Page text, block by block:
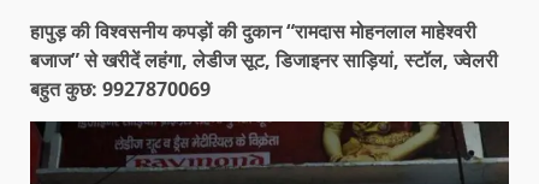
हापुड़ की विश्वसनीय कपड़ों की दुकान “रामदास मोहनलाल माहेश्वरी
बजाज” से खरीदें लहंगा, लेडीज सूट, डिजाइनर साड़ियां, स्टॉल, ज्वेलरी
बहुत कुछ: 9927870069